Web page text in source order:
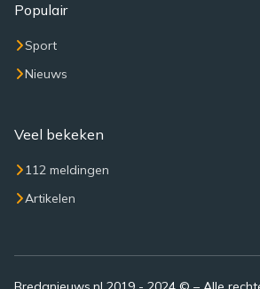
Populair
Sport
Nieuws
Veel bekeken
112 meldingen
Artikelen